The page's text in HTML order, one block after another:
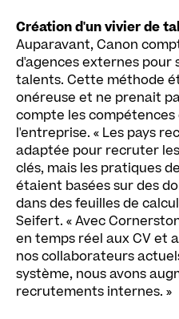
Création d'un vivier de
Auparavant, Canon
d'agences externes pour
talents. Cette méthode
onéreuse et ne prenait
compte les compétences
l'entreprise. « Les pays
adaptée pour recruter
clés, mais les pratiques
étaient basées sur des
dans des feuilles de
Seifert. « Avec
en temps réel aux CV et
nos collaborateurs
système, nous avons
recrutements internes. »